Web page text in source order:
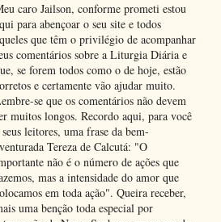
caro Jailson, conforme prometi estou
para abençoar o seu site e todos
que têm o privilégio de acompanhar
comentários sobre a Liturgia Diária e
se forem todos como o de hoje, estão
e certamente vão ajudar muito.
se que os comentários não devem
muitos longos. Recordo aqui, para você
seus leitores, uma frase da bem-
Tereza de Calcutá: "O
não é o número de ações que
mas a intensidade do amor que
em toda ação". Queira receber,
uma benção toda especial por